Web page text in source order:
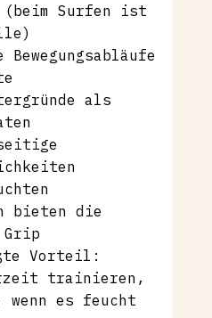
Surfen ist
als
bieten die
Grip
Vorteil:
trainieren,
wenn es feucht